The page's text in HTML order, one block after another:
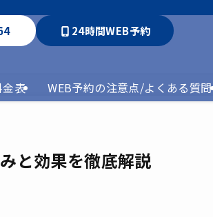
金表 WEB予約の注意点/よくある質問
24時間WEB予約
と効果を徹底解説